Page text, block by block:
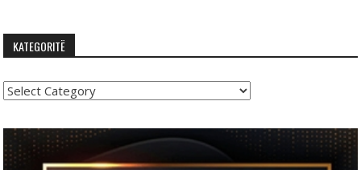
KATEGORITË
Kategoritë